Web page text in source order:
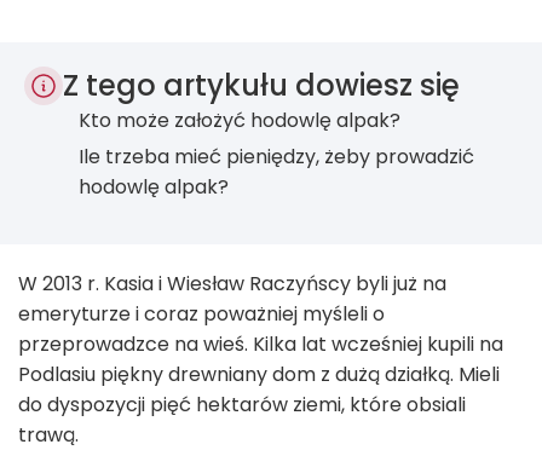
Z tego artykułu dowiesz się
Kto może założyć hodowlę alpak?
Ile trzeba mieć pieniędzy, żeby prowadzić
hodowlę alpak?
W 2013 r. Kasia i Wiesław Raczyńscy byli już na
emeryturze i coraz poważniej myśleli o
przeprowadzce na wieś. Kilka lat wcześniej kupili na
Podlasiu piękny drewniany dom z dużą działką. Mieli
do dyspozycji pięć hektarów ziemi, które obsiali
trawą.